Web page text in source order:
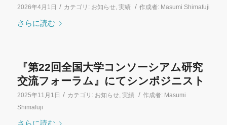
2026年4月1日 / カテゴリ: お知らせ, 実績 / 作成者: Masumi Shimafuji
さらに読む
『第22回全国大学コンソーシアム研究
交流フォーラム』にてシンポジニスト
2025年11月1日 / カテゴリ: お知らせ, 実績 / 作成者: Masumi
Shimafuji
さらに読む